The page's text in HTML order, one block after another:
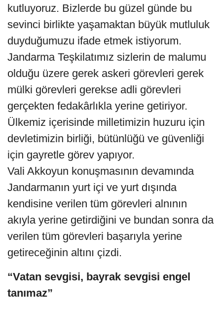
kutluyoruz. Bizlerde bu güzel günde bu
sevinci birlikte yaşamaktan büyük mutluluk
duyduğumuzu ifade etmek istiyorum.
Jandarma Teşkilatımız sizlerin de malumu
olduğu üzere gerek askeri görevleri gerek
mülki görevleri gerekse adli görevleri
gerçekten fedakârlıkla yerine getiriyor.
Ülkemiz içerisinde milletimizin huzuru için
devletimizin birliği, bütünlüğü ve güvenliği
için gayretle görev yapıyor.
Vali Akkoyun konuşmasının devamında
Jandarmanın yurt içi ve yurt dışında
kendisine verilen tüm görevleri alnının
akıyla yerine getirdiğini ve bundan sonra da
verilen tüm görevleri başarıyla yerine
getireceğinin altını çizdi.
“Vatan sevgisi, bayrak sevgisi engel
tanımaz”